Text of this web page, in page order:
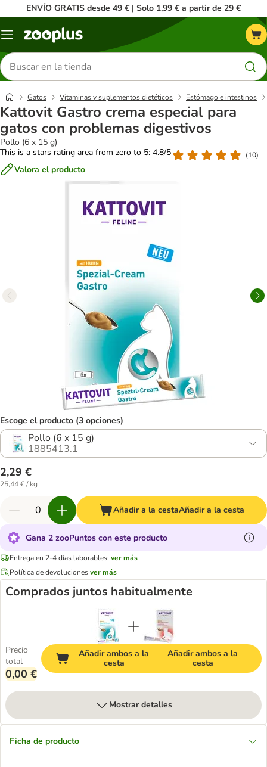
ENVÍO GRATIS desde 49 € | Solo 1,99 € a partir de 29 €
Menú
Buscar
productos
Gatos Vitaminas y suplementos dietéticos Estómago e intestinos
Kattovit Gastro crema especial para
gatos con problemas digestivos
Pollo (6 x 15 g)
This is a stars rating area from zero to 5: 4.8/5
(10)
Valora el producto
Escoge el producto (3 opciones)
Pollo (6 x 15 g)
1885413.1
2,29 €
25,44 € / kg
Añadir a la cestaAñadir a la cesta
Gana 2 zooPuntos con este producto
Entrega en 2-4 días laborables: ver más
Política de devolucionesver más
Comprados juntos habitualmente
Precio
total
0,00 €
Añadir ambos a la
cesta
Añadir ambos a la
cesta
Mostrar detalles
Ficha de producto